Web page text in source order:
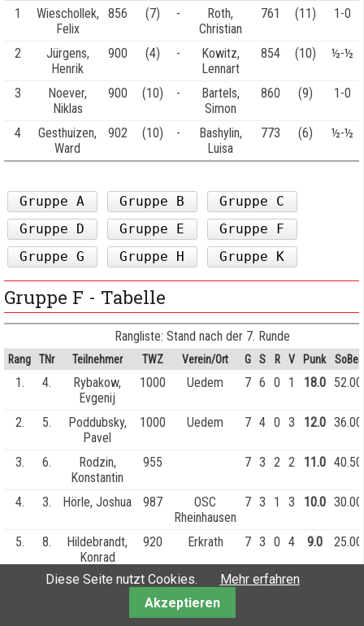
1
Wieschollek,
Felix
856 (7) -
Roth,
Christian
761 (11) 1-0
2
Jürgens,
Henrik
900 (4) -
Kowitz,
Lennart
854 (10) ½-½
3
Noever,
Niklas
900 (10) -
Bartels,
Simon
860 (9) 1-0
4
Gesthuizen,
Ward
902 (10) -
Bashylin,
Luisa
773 (6) ½-½
Gruppe A Gruppe B
Gruppe C
Gruppe D
Gruppe E
Gruppe F
Gruppe G
Gruppe H Gruppe K
Gruppe F - Tabelle
Rangliste: Stand nach der 7. Runde
Rang TNr Teilnehmer TWZ Verein/Ort G S R V Punk SoBer
1. 4.
Rybakow,
Evgenij
1000 Uedem 7 6 0 1 18.0 52.00
2. 5.
Poddubsky,
Pavel
1000 Uedem 7 4 0 3 12.0 36.00
3. 6.
Rodzin,
Konstantin
955 7 3 2 2 11.0 40.50
4. 3. Hörle, Joshua 987
OSC
Rheinhausen
7 3 1 3 10.0 30.00
5. 8.
Hildebrandt,
Konrad
920 Erkrath 7 3 0 4 9.0 25.00
2. Bertz, Tom 963
OSC
Rheinhausen
7 2 2 3
Krone, Aaron 700 Köln
Diese Seite nutzt Cookies.
Mehr erfahren
Akzeptieren